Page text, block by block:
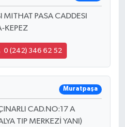
MITHAT PASA CADDESI
KEPEZ
0 (242) 346 62 52
Muratpaşa
CAD.NO:17 A
TIP MERKEZİ YANI)